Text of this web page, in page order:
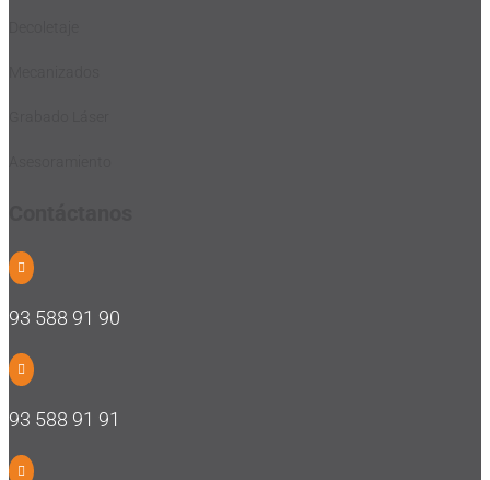

93 588 91 90

93 588 91 91
